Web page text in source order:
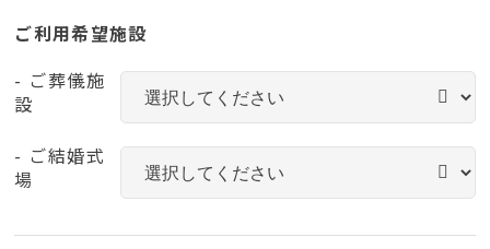
ご利用希望施設
- ご葬儀施
設
- ご結婚式
場